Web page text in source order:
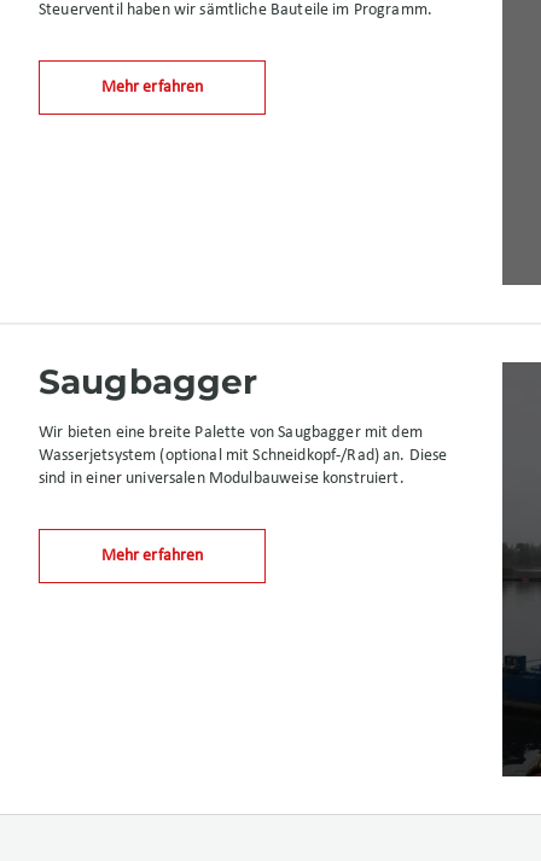
Steuerventil haben wir sämtliche Bauteile im Programm.
Mehr erfahren
Saugbagger
Wir bieten eine breite Palette von Saugbagger mit dem
Wasserjetsystem (optional mit Schneidkopf-/Rad) an. Diese
sind in einer universalen Modulbauweise konstruiert.
Mehr erfahren